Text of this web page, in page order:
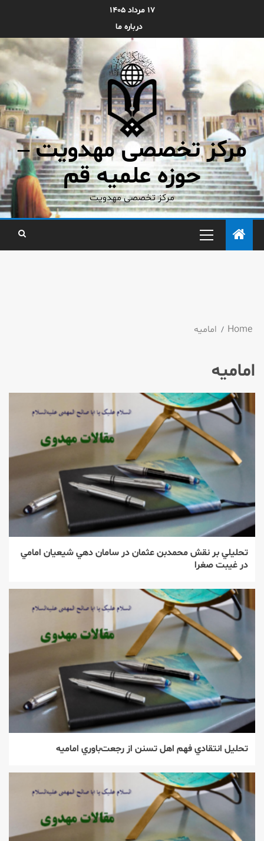
۱۷ مرداد ۱۴۰۵
درباره ما
مرکز تخصصی مهدویت –
حوزه علمیه قم
مرکز تخصصی مهدویت
Home امامیه
امامیه
تحليلي بر نقش محمدبن عثمان در سامان دهي شيعيان امامي
در غيبت صغرا
تحليل انتقادي فهم اهل تسنن از رجعت‌باوري اماميه